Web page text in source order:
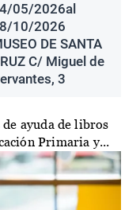
05/2026al
10/2026
DE SANTA
C/ Miguel de
3
ayuda de libros
Primaria y...